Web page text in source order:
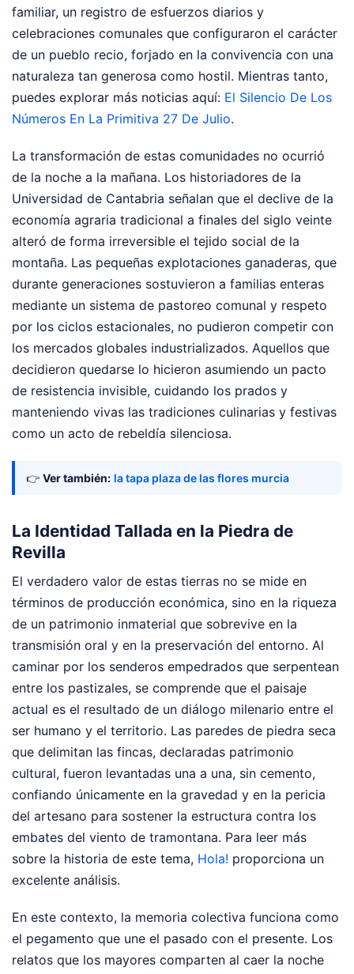
familiar, un registro de esfuerzos diarios y
celebraciones comunales que configuraron el carácter
de un pueblo recio, forjado en la convivencia con una
naturaleza tan generosa como hostil. Mientras tanto,
puedes explorar más noticias aquí: El Silencio De Los
Números En La Primitiva 27 De Julio.
La transformación de estas comunidades no ocurrió
de la noche a la mañana. Los historiadores de la
Universidad de Cantabria señalan que el declive de la
economía agraria tradicional a finales del siglo veinte
alteró de forma irreversible el tejido social de la
montaña. Las pequeñas explotaciones ganaderas, que
durante generaciones sostuvieron a familias enteras
mediante un sistema de pastoreo comunal y respeto
por los ciclos estacionales, no pudieron competir con
los mercados globales industrializados. Aquellos que
decidieron quedarse lo hicieron asumiendo un pacto
de resistencia invisible, cuidando los prados y
manteniendo vivas las tradiciones culinarias y festivas
como un acto de rebeldía silenciosa.
👉 Ver también: la tapa plaza de las flores murcia
La Identidad Tallada en la Piedra de
Revilla
El verdadero valor de estas tierras no se mide en
términos de producción económica, sino en la riqueza
de un patrimonio inmaterial que sobrevive en la
transmisión oral y en la preservación del entorno. Al
caminar por los senderos empedrados que serpentean
entre los pastizales, se comprende que el paisaje
actual es el resultado de un diálogo milenario entre el
ser humano y el territorio. Las paredes de piedra seca
que delimitan las fincas, declaradas patrimonio
cultural, fueron levantadas una a una, sin cemento,
confiando únicamente en la gravedad y en la pericia
del artesano para sostener la estructura contra los
embates del viento de tramontana. Para leer más
sobre la historia de este tema, Hola! proporciona un
excelente análisis.
En este contexto, la memoria colectiva funciona como
el pegamento que une el pasado con el presente. Los
relatos que los mayores comparten al caer la noche